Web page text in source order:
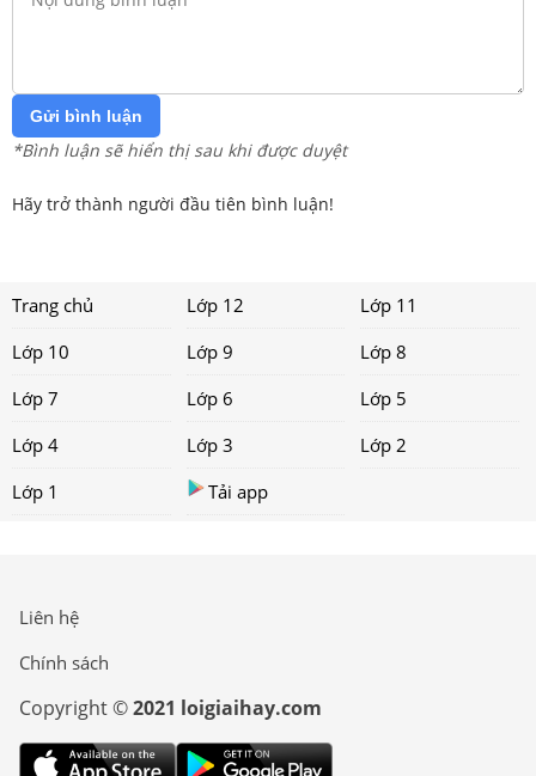
Gửi bình luận
*Bình luận sẽ hiển thị sau khi được duyệt
Hãy trở thành người đầu tiên bình luận!
Trang chủ Lớp 12
Lớp 11
Lớp 10
Lớp 9
Lớp 8
Lớp 7
Lớp 6
Lớp 5
Lớp 4
Lớp 3
Lớp 2
Lớp 1
Tải app
Liên hệ
Chính sách
Copyright ©2021 loigiaihay.com